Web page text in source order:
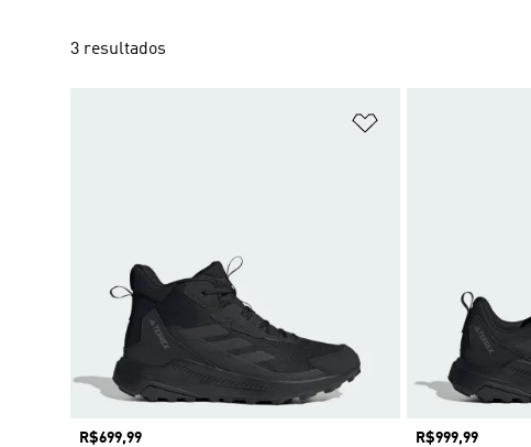
3 resultados
Preço
R$699,99
Preço
R$999,99